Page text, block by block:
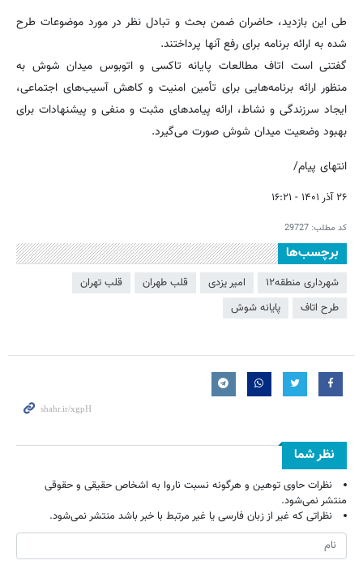
طی این بازدید، حاضران ضمن بحث و تبادل نظر در مورد موضوعات طرح
شده به ارائه برنامه برای رفع آنها پرداختند.
گفتنی است اتاف مطالعات پایانه تاکسی و اتوبوس میدان شوش به
منظور ارائه برنامه‌هایی برای تأمین امنیت و کاهش آسیب‌های اجتماعی،
ایجاد سرزندگی و نشاط، ارائه پیامدهای مثبت و منفی و پیشنهادات برای
بهبود وضعیت میدان شوش صورت می‌گیرد.
انتهای پیام/
۲۶ آذر ۱۴۰۱ - ۱۶:۲۱
کد مطلب: 29727
برچسب‌ها
شهرداری منطقه۱۲ امیر یزدی قلب طهران
قلب تهران
طرح اتاف
پایانه شوش
نظر شما
نظرات حاوی توهین و هرگونه نسبت ناروا به اشخاص حقیقی و حقوقی
منتشر نمی‌شود.
نظراتی که غیر از زبان فارسی یا غیر مرتبط با خبر باشد منتشر نمی‌شود.